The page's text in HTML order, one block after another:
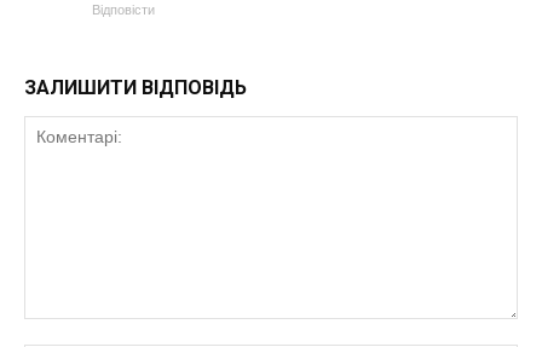
Відповісти
ЗАЛИШИТИ ВІДПОВІДЬ